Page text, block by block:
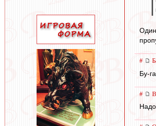
Один
#
Бу-
#